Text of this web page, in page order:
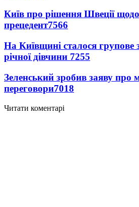
Київ про рішення Швеції
прецедент7566
На Київщині сталося групове
річної дівчини 7255
Зеленський зробив заяву про
переговори7018
Читати коментарі